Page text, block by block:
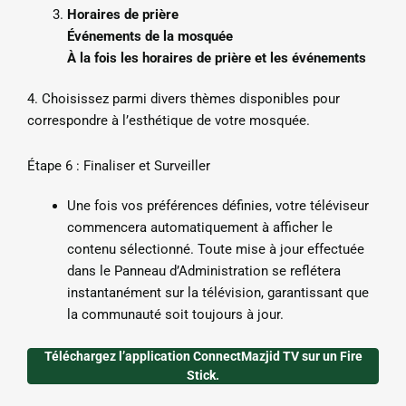
Horaires de prière
Événements de la mosquée
À la fois les horaires de prière et les événements
4. Choisissez parmi divers thèmes disponibles pour
correspondre à l’esthétique de votre mosquée.
Étape 6 : Finaliser et Surveiller
Une fois vos préférences définies, votre téléviseur
commencera automatiquement à afficher le
contenu sélectionné. Toute mise à jour effectuée
dans le Panneau d’Administration se reflétera
instantanément sur la télévision, garantissant que
la communauté soit toujours à jour.
Téléchargez l’application ConnectMazjid TV sur un Fire
Stick.